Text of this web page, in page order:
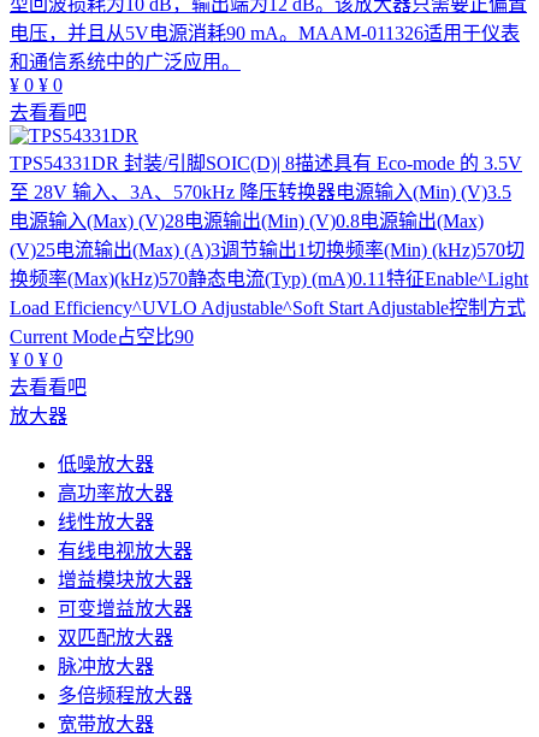
型回波损耗为10 dB，输出端为12 dB。该放大器只需要正偏置
电压，并且从5V电源消耗90 mA。MAAM-011326适用于仪表
和通信系统中的广泛应用。
¥ 0 ¥ 0
去看看吧
TPS54331DR 封装/引脚SOIC(D)| 8描述具有 Eco-mode 的 3.5V
至 28V 输入、3A、570kHz 降压转换器电源输入(Min) (V)3.5
电源输入(Max) (V)28电源输出(Min) (V)0.8电源输出(Max)
(V)25电流输出(Max) (A)3调节输出1切换频率(Min) (kHz)570切
换频率(Max)(kHz)570静态电流(Typ) (mA)0.11特征Enable^Light
Load Efficiency^UVLO Adjustable^Soft Start Adjustable控制方式
Current Mode占空比90
¥ 0 ¥ 0
去看看吧
放大器
低噪放大器
高功率放大器
线性放大器
有线电视放大器
增益模块放大器
可变增益放大器
双匹配放大器
脉冲放大器
多倍频程放大器
宽带放大器